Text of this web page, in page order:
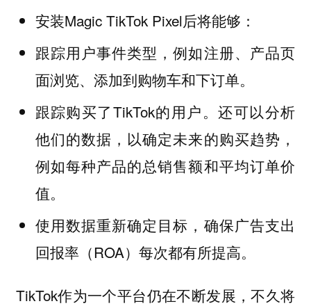
安装Magic TikTok Pixel后将能够：
跟踪用户事件类型，例如注册、产品页
面浏览、添加到购物车和下订单。
跟踪购买了TikTok的用户。还可以分析
他们的数据，以确定未来的购买趋势，
例如每种产品的总销售额和平均订单价
值。
使用数据重新确定目标，确保广告支出
回报率（ROA）每次都有所提高。
TikTok作为一个平台仍在不断发展，不久将